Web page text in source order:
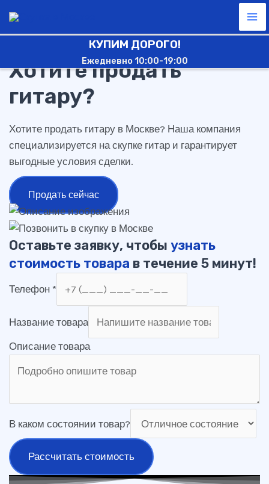
КУПИМ ДОРОГО!
Ежедневно 10:00-19:00
гитару
Хотите продать
гитару?
Хотите продать гитару в Москве? Наша компания
специализируется на скупке гитар и гарантирует
выгодные условия сделки.
Продать сейчас
Оставьте заявку, чтобы узнать
стоимость товара в течение 5 минут!
Телефон *
Название товара
Описание товара
В каком состоянии товар?
Рассчитать стоимость